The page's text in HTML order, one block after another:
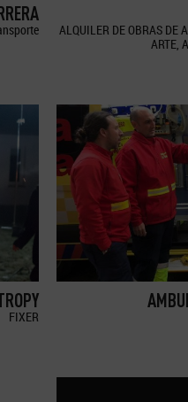
ALQUILER DE OBRAS DE
ARTE,
FIXER